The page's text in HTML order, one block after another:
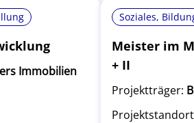
Immobilien
Soziales,
Meister im
+ II
Projektträger: